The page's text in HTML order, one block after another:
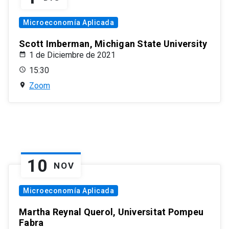
Microeconomía Aplicada
Scott Imberman, Michigan State University
1 de Diciembre de 2021
15:30
Zoom
10 NOV
Microeconomía Aplicada
Martha Reynal Querol, Universitat Pompeu
Fabra